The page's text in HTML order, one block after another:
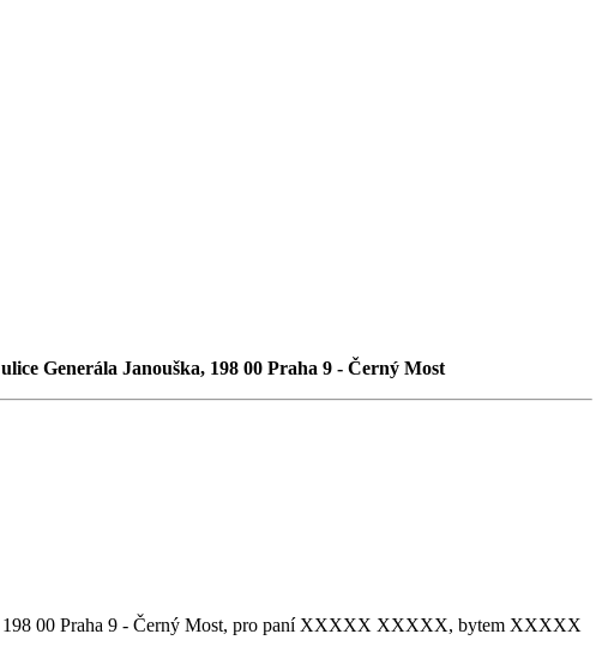
Generála Janouška, 198 00 Praha 9 - Černý Most
198 00 Praha 9 - Černý Most, pro paní XXXXX XXXXX, bytem XXXXX